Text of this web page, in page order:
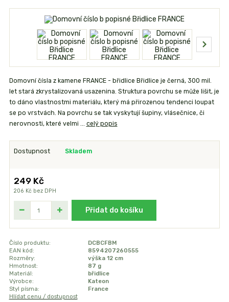
Domovní čísla z kamene FRANCE - břidlice Břidlice je černá, 300 mil.
let stará zkrystalizovaná usazenina. Struktura povrchu se může lišit, je
to dáno vlastnostmi materiálu, který má přirozenou tendenci loupat
se po vrstvách. Na povrchu se tak vyskytují šupiny, vlásečnice, či
nerovnosti, které velmi ... celý popis
Dostupnost Skladem
249 Kč
206 Kč bez DPH
Přidat do košíku
Číslo produktu:
DCBCFBM
EAN kód:
8594207260555
Rozměry:
výška 12 cm
Hmotnost:
87 g
Materiál:
břidlice
Výrobce:
Kateon
Styl písma:
France
Hlídat cenu / dostupnost